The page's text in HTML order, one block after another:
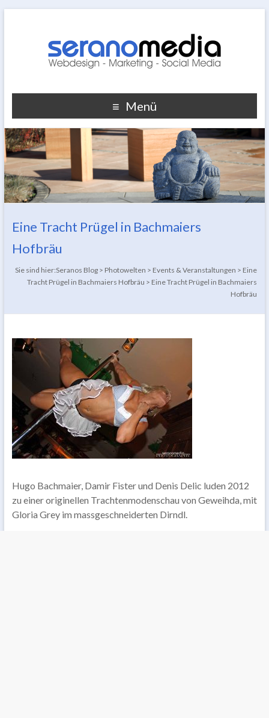
Menü
Eine Tracht Prügel in Bachmaiers
Hofbräu
Sie sind hier:Seranos Blog > Photowelten > Events & Veranstaltungen > Eine
Tracht Prügel in Bachmaiers Hofbräu > Eine Tracht Prügel in Bachmaiers
Hofbräu
Hugo Bachmaier, Damir Fister und Denis Delic luden 2012
zu einer originellen Trachtenmodenschau von Geweihda, mit
Gloria Grey im massgeschneiderten Dirndl.